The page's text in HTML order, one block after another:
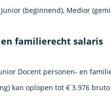
(beginnend), Medior
en familierecht salaris
Docent personen- en
kan oplopen tot € 3.976